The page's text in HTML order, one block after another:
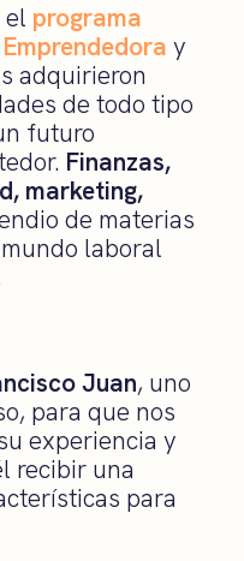
el programa
y
adquirieron
de todo tipo
futuro
Finanzas,
marketing,
de materias
laboral
Juan, uno
para que nos
experiencia y
recibir una
para